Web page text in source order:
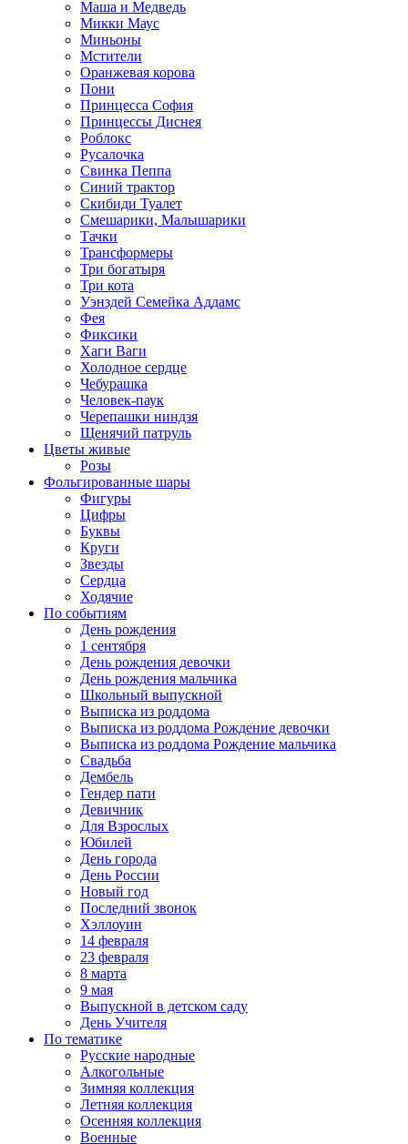
Маша и Медведь
Микки Маус
Миньоны
Мстители
Оранжевая корова
Пони
Принцесса София
Принцессы Диснея
Роблокс
Русалочка
Свинка Пеппа
Синий трактор
Скибиди Туалет
Смешарики, Малышарики
Тачки
Трансформеры
Три богатыря
Три кота
Уэнздей Семейка Аддамс
Фея
Фиксики
Хаги Ваги
Холодное сердце
Чебурашка
Человек-паук
Черепашки ниндзя
Щенячий патруль
Цветы живые
Розы
Фольгированные шары
Фигуры
Цифры
Буквы
Круги
Звезды
Сердца
Ходячие
По событиям
День рождения
1 сентября
День рождения девочки
День рождения мальчика
Школьный выпускной
Выписка из роддома
Выписка из роддома Рождение девочки
Выписка из роддома Рождение мальчика
Свадьба
Дембель
Гендер пати
Девичник
Для Взрослых
Юбилей
День города
День России
Новый год
Последний звонок
Хэллоуин
14 февраля
23 февраля
8 марта
9 мая
Выпускной в детском саду
День Учителя
По тематике
Русские народные
Алкогольные
Зимняя коллекция
Летняя коллекция
Осенняя коллекция
Военные